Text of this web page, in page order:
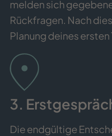
melden sich
Rückfragen. Nach
Planung deines
3.
Die endgültige